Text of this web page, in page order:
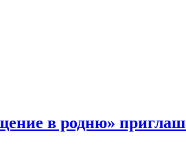
в родню»